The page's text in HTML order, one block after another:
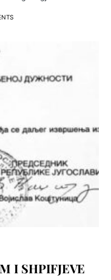
I SHPIFJEVE